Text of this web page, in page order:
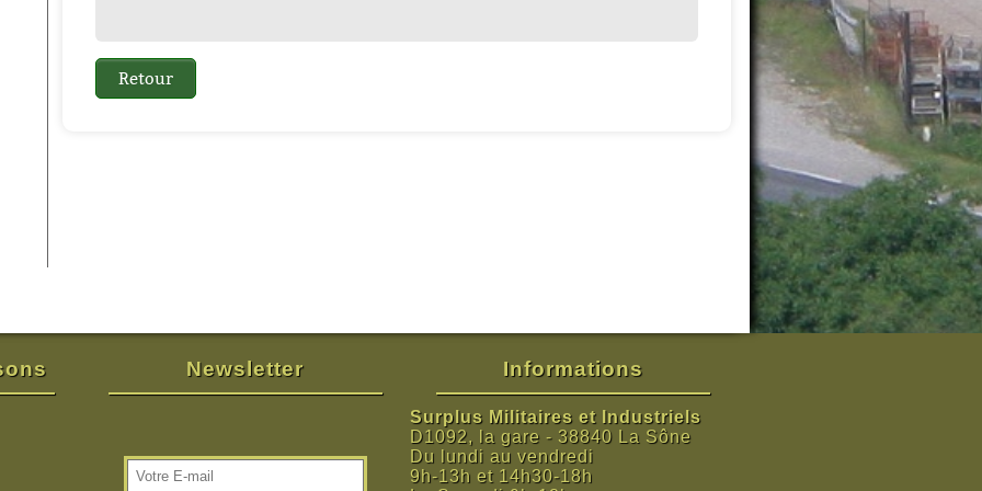
Newsletter Informations
Surplus Militaires et Industriels
D1092, la gare - 38840 La Sône
Du lundi au vendredi
9h-13h et 14h30-18h